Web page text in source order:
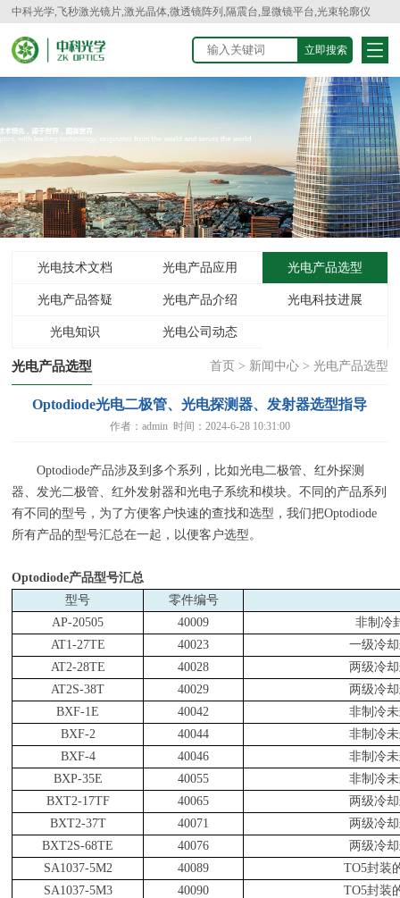
中科光学,飞秒激光镜片,激光晶体,微透镜阵列,隔震台,显微镜平台,光束轮廓仪
光电技术文档 光电产品应用 光电产品选型
光电产品答疑 光电产品介绍 光电科技进展
光电知识 光电公司动态
光电产品选型 首页 > 新闻中心> 光电产品选型
Optodiode光电二极管、光电探测器、发射器选型指导
作者：admin 时间：2024-6-28 10:31:00
Optodiode产品涉及到多个系列，比如光电二极管、红外探测
器、发光二极管、红外发射器和光电子系统和模块。不同的产品系列
有不同的型号，为了方便客户快速的查找和选型，我们把Optodiode
所有产品的型号汇总在一起，以便客户选型。
Optodiode产品型号汇总
型号
零件编号
AP-20505
40009
非制冷
AT1-27TE
40023
一级冷
AT2-28TE
40028
两级冷
AT2S-38T
40029
两级冷
BXF-1E
40042
非制冷
BXF-2
40044
非制冷
BXF-4
40046
非制冷
BXP-35E
40055
非制冷
BXT2-17TF
40065
两级冷
BXT2-37T
40071
两级冷
BXT2S-68TE
40076
两级冷
SA1037-5M2
40089 TO5封装
SA1037-5M3
40090 TO5封装